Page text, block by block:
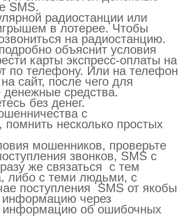
SМS.
радиостанции или
в лотерее. Чтобы
на радиостанцию.
объяснит условия
карты экспресс-оплаты на
по телефону. Или на телефон
сайт, после чего для
денежные средства.
без денег.
с
несколько простых
мошенников, проверьте
звонков, SМS с
же связаться с тем
либо с теми людьми, с
поступления SМS от якобы
информацию через
информацию об ошибочных